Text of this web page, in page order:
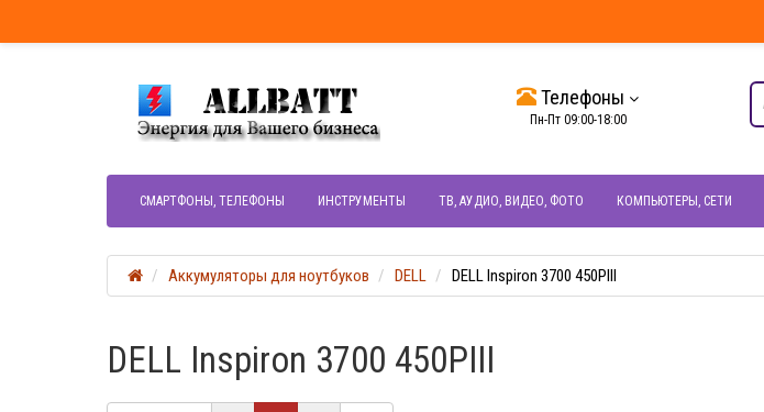
Телефоны
Пн-Пт 09:00-18:00
СМАРТФОНЫ, ТЕЛЕФОНЫ ИНСТРУМЕНТЫ ТВ, АУДИО, ВИДЕО, ФОТО КОМПЬЮТЕРЫ, СЕТИ
Аккумуляторы для ноутбуков DELL DELL Inspiron 3700 450PIII
DELL Inspiron 3700 450PIII